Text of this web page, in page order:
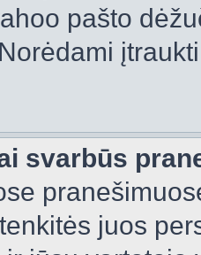
pašto
svarbūs
juos